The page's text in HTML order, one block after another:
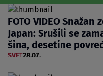
FOTO VIDEO
Japan: Srušili se
šina, desetine
SVET28.07.